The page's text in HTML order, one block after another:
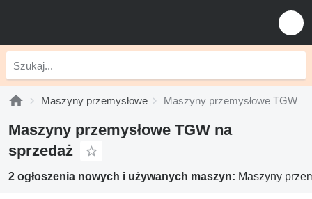
Maszyny przemysłowe Maszyny przemysłowe TGW
Maszyny przemysłowe TGW na
sprzedaż
2 ogłoszenia nowych i używanych maszyn: Maszyny